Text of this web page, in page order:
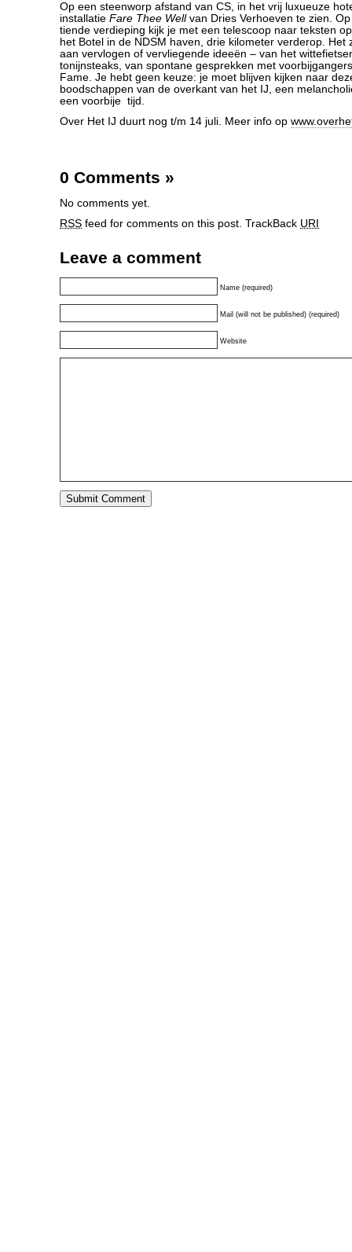
Op een steenworp afstand van CS, in het vrij luxueuze
installatie Fare Thee Wellvan Dries Verhoeven te zien.
tiende verdieping kijk je met een telescoop naar teksten
het Botel in de NDSM haven, drie kilometer verderop. Het
aan vervlogen of vervliegende ideeën – van het
tonijnsteaks, van spontane gesprekken met
Fame. Je hebt geen keuze: je moet blijven kijken naar
boodschappen van de overkant van het IJ, een
een voorbije tijd.
Over Het IJ duurt nog t/m 14 juli. Meer info op
0 Comments »
No comments yet.
RSS feed for comments on this post. TrackBack URI
Leave a comment
Name (required)
Mail (will not be published) (required)
Website